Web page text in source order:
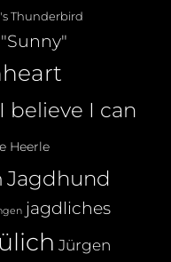
Thunderbird
believe I can
Heerle
Jagdhund
jagdliches
Jürgen